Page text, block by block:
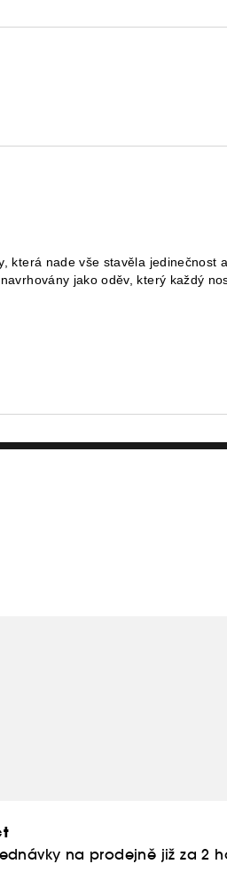
která nade vše stavěla jedinečnost
jako oděv, který každý
tak vybízí ke kreativitě, která je vždy
na prodejně již za 2